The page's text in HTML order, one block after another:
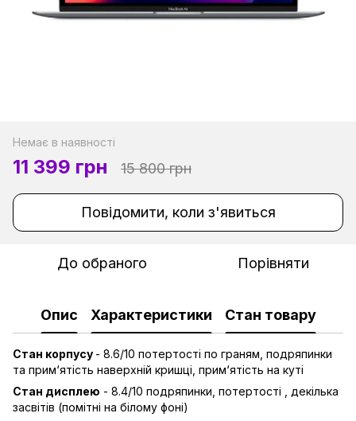
Немає в наявності
11 399 грн 15 800 грн
Повідомити, коли з'явиться
До обраного Порівняти
Опис Характеристики Стан товару
Стан корпусу - 8.6/10 потертості по граням, подряпинки
та прим‘ятість наверхній кришці, прим‘ятість на куті
Стан дисплею - 8.4/10 подряпинки, потертості , декілька
засвітів (помітні на білому фоні)